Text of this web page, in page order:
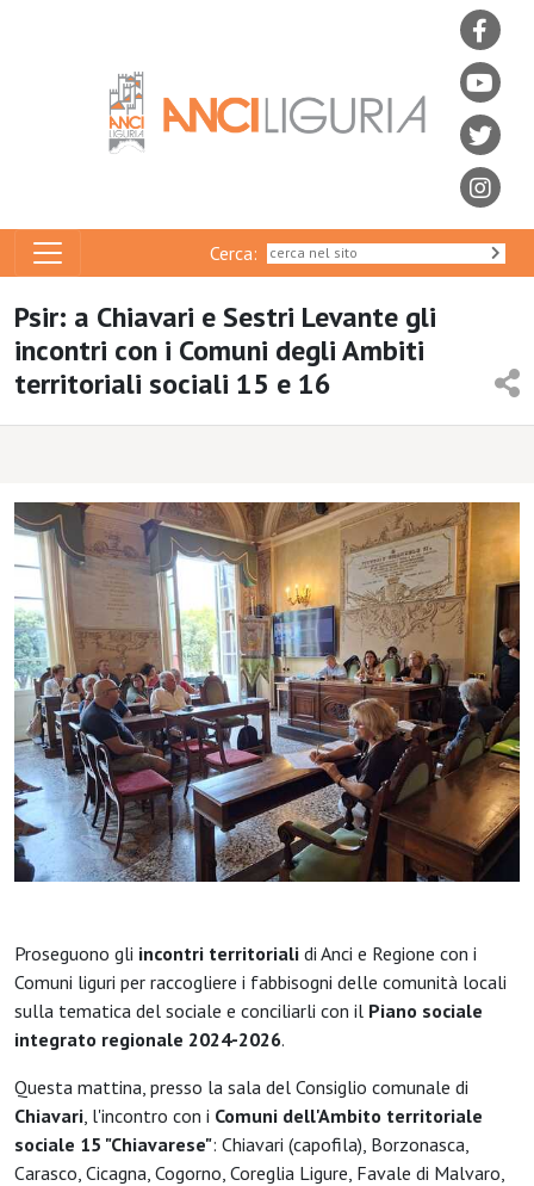
Cerca:
Psir: a Chiavari e Sestri Levante gli
incontri con i Comuni degli Ambiti
territoriali sociali 15 e 16
Proseguono gli incontri territoriali di Anci e Regione con i
Comuni liguri per raccogliere i fabbisogni delle comunità locali
sulla tematica del sociale e conciliarli con il Piano sociale
integrato regionale 2024-2026.
Questa mattina, presso la sala del Consiglio comunale di
Chiavari, l'incontro con i Comuni dell'Ambito territoriale
sociale 15 "Chiavarese": Chiavari (capofila), Borzonasca,
Carasco, Cicagna, Cogorno, Coreglia Ligure, Favale di Malvaro,